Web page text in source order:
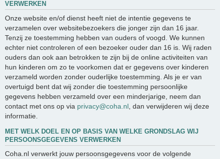
VERWERKEN
Onze website en/of dienst heeft niet de intentie gegevens te
verzamelen over websitebezoekers die jonger zijn dan 16 jaar.
Tenzij ze toestemming hebben van ouders of voogd. We kunnen
echter niet controleren of een bezoeker ouder dan 16 is. Wij raden
ouders dan ook aan betrokken te zijn bij de online activiteiten van
hun kinderen om zo te voorkomen dat er gegevens over kinderen
verzameld worden zonder ouderlijke toestemming. Als je er van
overtuigd bent dat wij zonder die toestemming persoonlijke
gegevens hebben verzameld over een minderjarige, neem dan
contact met ons op via privacy@coha.nl , dan verwijderen wij deze
informatie.
MET WELK DOEL EN OP BASIS VAN WELKE GRONDSLAG WIJ
PERSOONSGEGEVENS VERWERKEN
Coha.nl verwerkt jouw persoonsgegevens voor de volgende